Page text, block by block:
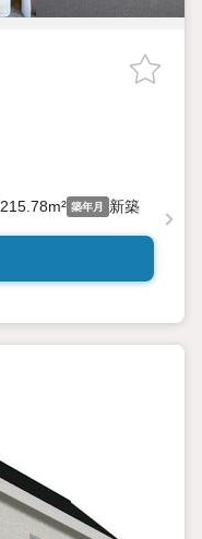
215.78m² 築年月 新築